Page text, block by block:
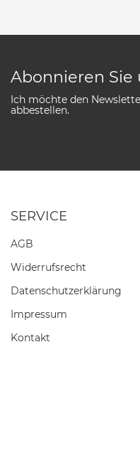
Abonnieren
Ich möchte den
abbestellen.
SERVICE
AGB
Widerrufs­recht
Daten­schutz­erklärung
Impressum
Kontakt